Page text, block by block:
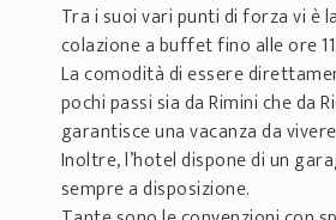
Tra i suoi vari punti di forza vi è
colazione a buffet fino alle ore 11.
La comodità di essere
pochi passi sia da Rimini che da
garantisce una vacanza da
Inoltre, l’hotel dispone di un
sempre a disposizione.